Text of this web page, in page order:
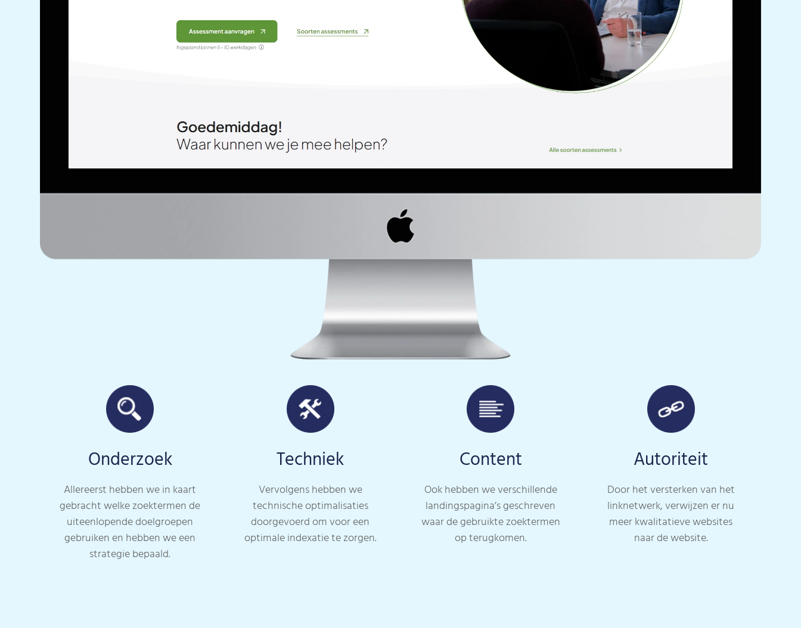
Onderzoek
Allereerst hebben we in kaart
gebracht welke zoektermen de
uiteenlopende doelgroepen
gebruiken en hebben we een
strategie bepaald.
Techniek
Vervolgens hebben we
technische optimalisaties
doorgevoerd om voor een
optimale indexatie te zorgen.
Content
Ook hebben we verschillende
landingspagina’s geschreven
waar de gebruikte zoektermen
op terugkomen.
Autoriteit
Door het versterken van het
linknetwerk, verwijzen er nu
meer kwalitatieve websites
naar de website.